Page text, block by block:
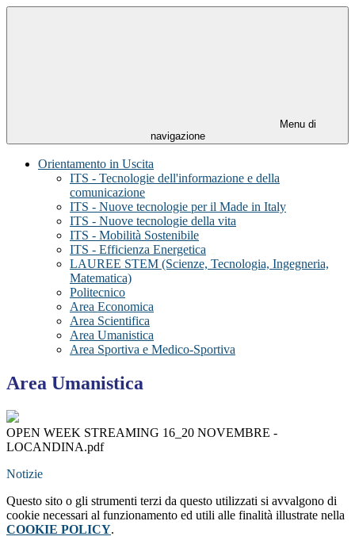
Menu di
navigazione
Orientamento in Uscita
ITS - Tecnologie dell'informazione e della
comunicazione
ITS - Nuove tecnologie per il Made in Italy
ITS - Nuove tecnologie della vita
ITS - Mobilità Sostenibile
ITS - Efficienza Energetica
LAUREE STEM (Scienze, Tecnologia, Ingegneria,
Matematica)
Politecnico
Area Economica
Area Scientifica
Area Umanistica
Area Sportiva e Medico-Sportiva
Area Umanistica
OPEN WEEK STREAMING 16_20 NOVEMBRE -
LOCANDINA.pdf
Notizie
Questo sito o gli strumenti terzi da questo utilizzati si avvalgono di
cookie necessari al funzionamento ed utili alle finalità illustrate nella
COOKIE POLICY.